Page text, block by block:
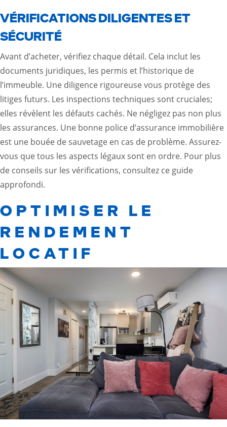
VÉRIFICATIONS DILIGENTES ET
SÉCURITÉ
Avant d’acheter, vérifiez chaque détail. Cela inclut les
documents juridiques, les permis et l’historique de
l’immeuble. Une diligence rigoureuse vous protège des
litiges futurs. Les inspections techniques sont cruciales;
elles révèlent les défauts cachés. Ne négligez pas non plus
les assurances. Une bonne police d’assurance immobilière
est une bouée de sauvetage en cas de problème. Assurez-
vous que tous les aspects légaux sont en ordre. Pour plus
de conseils sur les vérifications, consultez ce guide
approfondi.
OPTIMISER LE
RENDEMENT
LOCATIF